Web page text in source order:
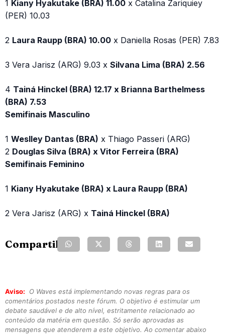
1 Kiany Hyakutake (BRA) 11.00 x Catalina Zariquiey
(PER) 10.03
2 Laura Raupp (BRA) 10.00 x Daniella Rosas (PER) 7.83
3 Vera Jarisz (ARG) 9.03 x Silvana Lima (BRA) 2.56
4 Tainá Hinckel (BRA) 12.17 x Brianna Barthelmess
(BRA) 7.53
Semifinais Masculino
1 Weslley Dantas (BRA) x Thiago Passeri (ARG)
2 Douglas Silva (BRA) x Vitor Ferreira (BRA)
Semifinais Feminino
1 Kiany Hyakutake (BRA) x Laura Raupp (BRA)
2 Vera Jarisz (ARG) x Tainá Hinckel (BRA)
Compartilhe:
Aviso:
O Waves está implementando novas regras para os
comentários postados neste fórum. O objetivo é estimular um
debate saudável e de alto nível, estritamente relacionado ao
conteúdo da matéria em questão. Só serão aprovadas as
mensagens que atenderem a este objetivo. Ao comentar abaixo